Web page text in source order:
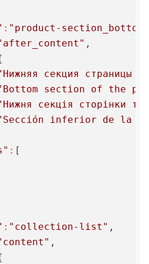
: "product-
,
секция страницы
section of the
секція сторінки
inferior de la
: [
: "collection-list" ,
,